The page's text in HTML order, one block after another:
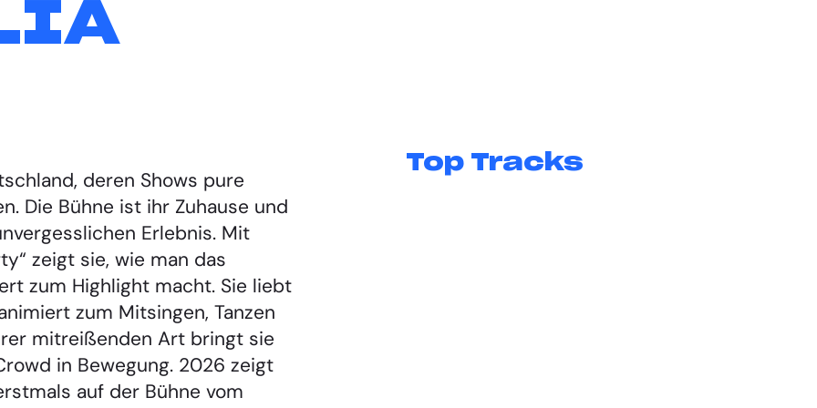
deren Shows pure
Die Bühne ist ihr Zuhause und
Erlebnis. Mit
zeigt sie, wie man das
zum Highlight macht. Sie liebt
zum Mitsingen, Tanzen
mitreißenden Art bringt sie
in Bewegung. 2026 zeigt
auf der Bühne vom
Top Tracks